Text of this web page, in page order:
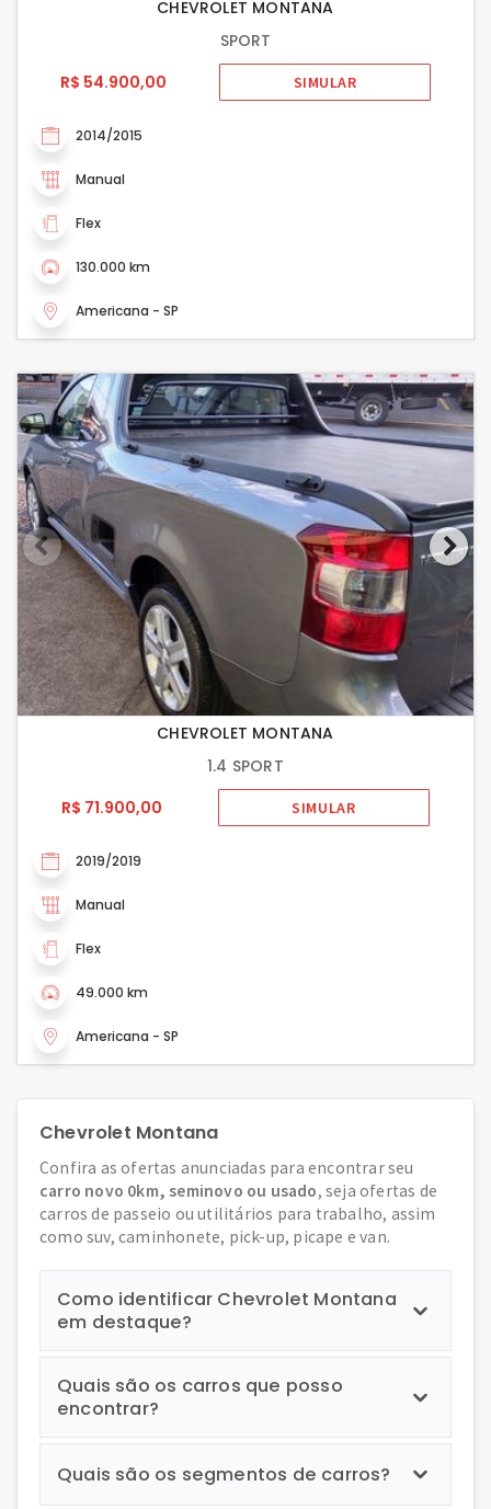
CHEVROLET MONTANA
SPORT
R$ 54.900,00
SIMULAR
2014/2015
Manual
Flex
130.000 km
Americana - SP
CHEVROLET MONTANA
1.4 SPORT
R$ 71.900,00
SIMULAR
2019/2019
Manual
Flex
49.000 km
Americana - SP
Chevrolet Montana
Confira as ofertas anunciadas para encontrar seu
carro novo 0km, seminovo ou usado, seja ofertas de
carros de passeio ou utilitários para trabalho, assim
como suv, caminhonete, pick-up, picape e van.
Como identificar Chevrolet Montana
em destaque?
Quais são os carros que posso
encontrar?
Quais são os segmentos de carros?